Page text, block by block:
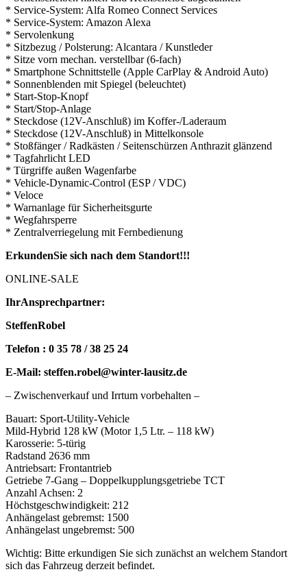
* Service-System: Alfa Romeo Connect Services
* Service-System: Amazon Alexa
* Servolenkung
* Sitzbezug / Polsterung: Alcantara / Kunstleder
* Sitze vorn mechan. verstellbar (6-fach)
* Smartphone Schnittstelle (Apple CarPlay & Android Auto)
* Sonnenblenden mit Spiegel (beleuchtet)
* Start-Stop-Knopf
* Start/Stop-Anlage
* Steckdose (12V-Anschluß) im Koffer-/Laderaum
* Steckdose (12V-Anschluß) in Mittelkonsole
* Stoßfänger / Radkästen / Seitenschürzen Anthrazit glänzend
* Tagfahrlicht LED
* Türgriffe außen Wagenfarbe
* Vehicle-Dynamic-Control (ESP / VDC)
* Veloce
* Warnanlage für Sicherheitsgurte
* Wegfahrsperre
* Zentralverriegelung mit Fernbedienung
ErkundenSie sich nach dem Standort!!!
ONLINE-SALE
IhrAnsprechpartner:
SteffenRobel
Telefon : 0 35 78 / 38 25 24
E-Mail: steffen.robel@winter-lausitz.de
– Zwischenverkauf und Irrtum vorbehalten –
Bauart: Sport-Utility-Vehicle
Mild-Hybrid 128 kW (Motor 1,5 Ltr. – 118 kW)
Karosserie: 5-türig
Radstand 2636 mm
Antriebsart: Frontantrieb
Getriebe 7-Gang – Doppelkupplungsgetriebe TCT
Anzahl Achsen: 2
Höchstgeschwindigkeit: 212
Anhängelast gebremst: 1500
Anhängelast ungebremst: 500
Wichtig: Bitte erkundigen Sie sich zunächst an welchem Standort
sich das Fahrzeug derzeit befindet.